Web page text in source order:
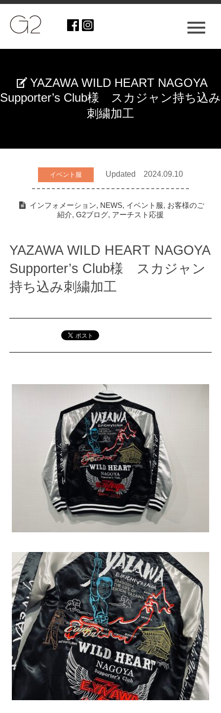
YAZAWA WILD HEART NAGOYA
Supporter’s Club様 スカジャン持ち込み
刺繍加工
イベント服 Updated 2024.09.10
インフォメーション, NEWS, イベント服, お客様のご
紹介, G2ブログ, アーチスト応援
YAZAWA WILD HEART NAGOYA
Supporter’s Club様 スカジャン
持ち込み刺繍加工